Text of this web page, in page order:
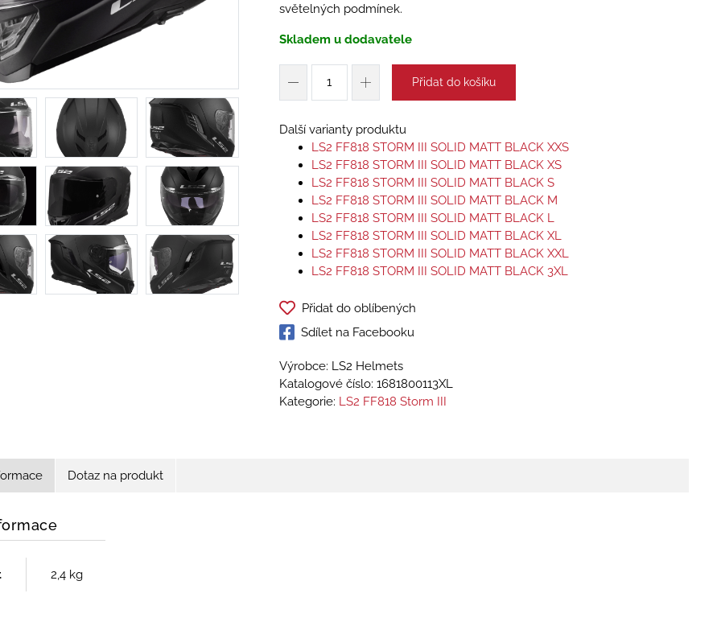
světelných podmínek.
Skladem u dodavatele
Přidat do košíku
Další varianty produktu
LS2 FF818 STORM III SOLID MATT BLACK XXS
LS2 FF818 STORM III SOLID MATT BLACK XS
LS2 FF818 STORM III SOLID MATT BLACK S
LS2 FF818 STORM III SOLID MATT BLACK M
LS2 FF818 STORM III SOLID MATT BLACK L
LS2 FF818 STORM III SOLID MATT BLACK XL
LS2 FF818 STORM III SOLID MATT BLACK XXL
LS2 FF818 STORM III SOLID MATT BLACK 3XL
Přidat do oblíbených
Sdílet na Facebooku
Výrobce: LS2 Helmets
Katalogové číslo: 1681800113XL
Kategorie: LS2 FF818 Storm III
Dotaz na produkt
2,4 kg